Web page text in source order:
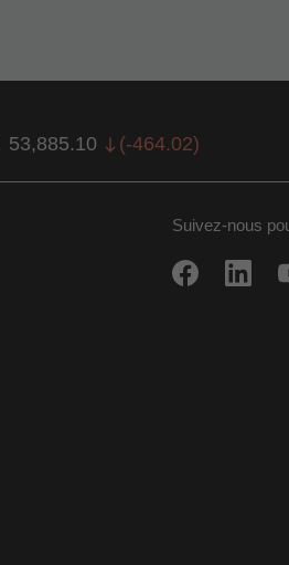
53,885.10 (-464.02)
Suivez-nous